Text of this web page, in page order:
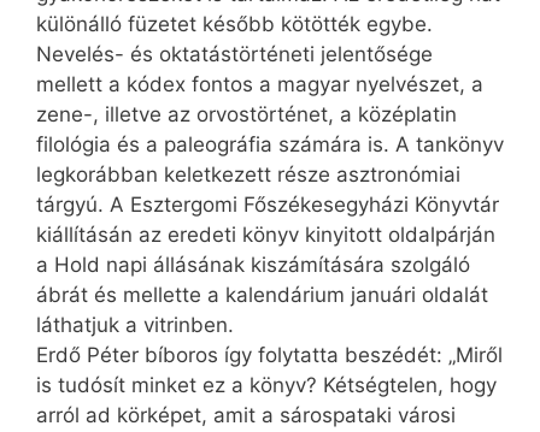
különálló füzetet később kötötték egybe.
Nevelés- és oktatástörténeti jelentősége
mellett a kódex fontos a magyar nyelvészet, a
zene-, illetve az orvostörténet, a középlatin
filológia és a paleográfia számára is. A tankönyv
legkorábban keletkezett része asztronómiai
tárgyú. A Esztergomi Főszékesegyházi Könyvtár
kiállításán az eredeti könyv kinyitott oldalpárján
a Hold napi állásának kiszámítására szolgáló
ábrát és mellette a kalendárium januári oldalát
láthatjuk a vitrinben.
Erdő Péter bíboros így folytatta beszédét: „Miről
is tudósít minket ez a könyv? Kétségtelen, hogy
arról ad körképet, amit a sárospataki városi